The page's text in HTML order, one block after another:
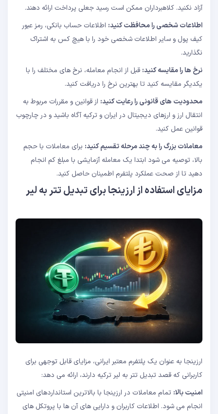
آزاد نکنید. کلاهبرداران ممکن است رسید جعلی پرداخت ارائه دهند.
اطلاعات شخصی را محافظت کنید: اطلاعات حساب بانکی، رمز عبور
کیف پول و سایر اطلاعات شخصی خود را با هیچ کس به اشتراک
نگذارید.
نرخ ها را مقایسه کنید: قبل از انجام معامله، نرخ های مختلف را با
یکدیگر مقایسه کنید تا بهترین نرخ را دریافت کنید.
محدودیت های قانونی را رعایت کنید: از قوانین و مقررات مربوط به
انتقال ارز و ارزهای دیجیتال در ایران و ترکیه آگاه باشید و در چارچوب
قوانین عمل کنید.
معاملات بزرگ را به چند مرحله تقسیم کنید: برای معاملات با حجم
بالا، توصیه می شود ابتدا یک معامله آزمایشی با مبلغ کم انجام
دهید تا از صحت عملکرد پلتفرم اطمینان حاصل کنید.
مزایای استفاده از ارزینجا برای تبدیل تتر به لیر
ارزینجا به عنوان یک پلتفرم معتبر ایرانی، مزایای قابل توجهی برای
کاربرانی که قصد تبدیل تتر به لیر ترکیه دارند، ارائه می دهد:
امنیت بالا: تمام معاملات در ارزینجا با بالاترین استانداردهای امنیتی
انجام می شود. اطلاعات کاربران و دارایی های آن ها با پروتکل های